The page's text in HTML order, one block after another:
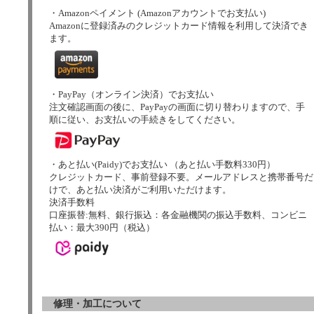
・Amazonペイメント (Amazonアカウントでお支払い)
Amazonに登録済みのクレジットカード情報を利用して決済でき
ます。
・PayPay（オンライン決済）でお支払い
注文確認画面の後に、PayPayの画面に切り替わりますので、手
順に従い、お支払いの手続きをしてください。
・あと払い(Paidy)でお支払い （あと払い手数料330円）
クレジットカード、事前登録不要。メールアドレスと携帯番号だ
けで、あと払い決済がご利用いただけます。
決済手数料
口座振替:無料、銀行振込：各金融機関の振込手数料、コンビニ
払い：最大390円（税込）
修理・加工について